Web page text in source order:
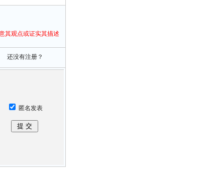
其观点或证实其描述
还没有注册？
匿名发表